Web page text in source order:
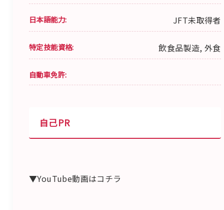
日本語能力: JFT未取得者
特定技能資格: 飲食品製造, 外食
自動車免許:
自己PR
▼YouTube動画はコチラ